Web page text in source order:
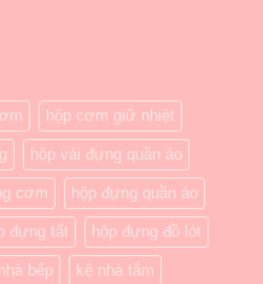
hộp cơm giữ nhiệt
hộp vải đựng quần áo
cơm hộp đựng quần áo
đựng tất hộp đựng đồ lót
bếp kệ nhà tắm